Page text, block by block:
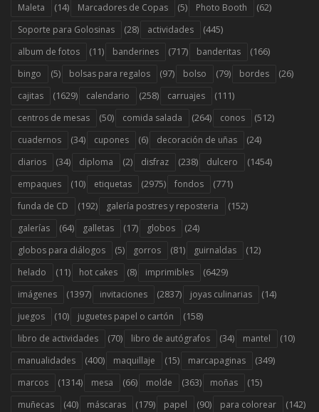
Maleta (14) Marcadores de Copas (5) Photo Booth (62)
Soporte para Golosinas (28) actividades (445)
album de fotos (11) banderines (717) banderitas (166)
bingo (5) bolsas para regalos (97) bolso (79) bordes (26)
cajitas (1629) calendario (258) carruajes (111)
centros de mesas (50) comida salada (264) conos (512)
cuadernos (34) cupones (6) decoración de uñas (24)
diarios (34) diploma (2) disfraz (238) dulcero (1454)
empaques (10) etiquetas (2975) fondos (771)
funda de CD (192) galería postres y reposteria (152)
galerías (64) galletas (17) globos (24)
globos para diálogos (5) gorros (81) guirnaldas (12)
helado (11) hot cakes (8) imprimibles (6429)
imágenes (1397) invitaciones (2837) joyas culinarias (14)
juegos (10) juguetes papel o cartón (158)
libro de actividades (70) libro de autógrafos (34) mantel (10)
manualidades (400) maquillaje (15) marcapaginas (349)
marcos (1314) mesa (66) molde (363) moñas (15)
muñecas (40) máscaras (179) papel (90) para colorear (142)